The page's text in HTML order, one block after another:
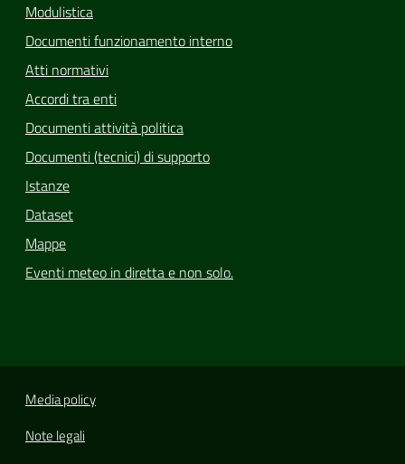
Modulistica
Documenti funzionamento interno
Atti normativi
Accordi tra enti
Documenti attività politica
Documenti (tecnici) di supporto
Istanze
Dataset
Mappe
Eventi meteo in diretta e non solo.
Media policy
Note legali